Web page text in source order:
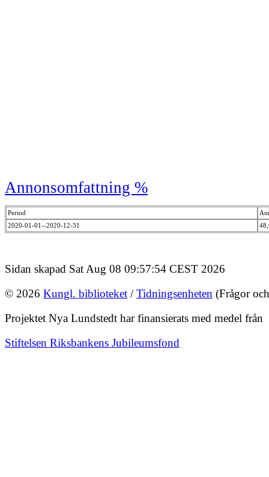
Annonsomfattning %
Period
2020-01-01--2020-12-31
Sidan skapad Sat Aug 08 09:57:54 CEST 2026
© 2026 Kungl. biblioteket /Tidningsenheten (Frågor
Projektet Nya Lundstedt har finansierats med medel från
Stiftelsen Riksbankens Jubileumsfond